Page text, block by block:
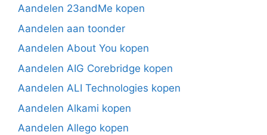
Aandelen 23andMe kopen
Aandelen aan toonder
Aandelen About You kopen
Aandelen AIG Corebridge kopen
Aandelen ALI Technologies kopen
Aandelen Alkami kopen
Aandelen Allego kopen